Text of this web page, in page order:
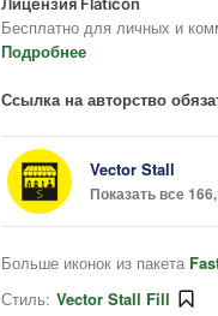
Бесплатно для личных и
Подробнее
Ссылка на авторство
Vector Stall
Показать все
Больше иконок из пакета
Стиль: Vector Stall Fill